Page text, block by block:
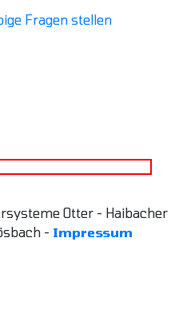
Fragen stellen
Otter - Haibacher
- Impressum